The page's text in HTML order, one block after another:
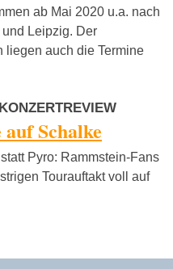
ab Mai 2020 u.a. nach
Leipzig. Der
liegen auch die Termine
Schalke
Pyro: Rammstein-Fans
Tourauftakt voll auf